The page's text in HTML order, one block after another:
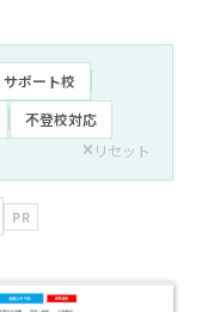
サポート校
不登校対応
リセット
PR